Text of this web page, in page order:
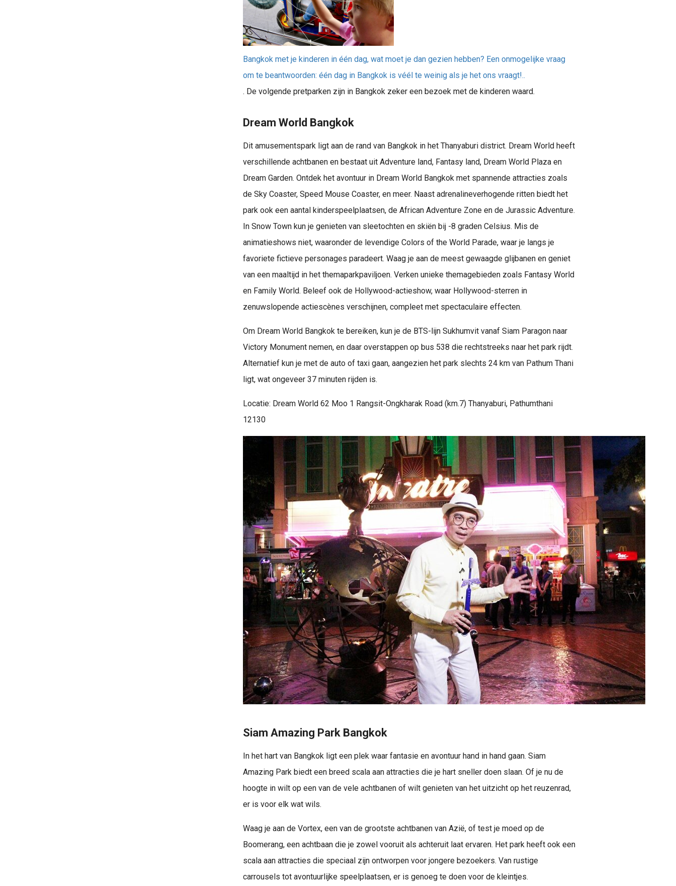
Bangkok met je kinderen in één dag, wat moet je dan gezien hebben? Een onmogelijke vraag
om te beantwoorden: één dag in Bangkok is véél te weinig als je het ons vraagt!..
. De volgende pretparken zijn in Bangkok zeker een bezoek met de kinderen waard.
Dream World Bangkok
Dit amusementspark ligt aan de rand van Bangkok in het Thanyaburi district. Dream World heeft
verschillende achtbanen en bestaat uit Adventure land, Fantasy land, Dream World Plaza en
Dream Garden. Ontdek het avontuur in Dream World Bangkok met spannende attracties zoals
de Sky Coaster, Speed Mouse Coaster, en meer. Naast adrenalineverhogende ritten biedt het
park ook een aantal kinderspeelplaatsen, de African Adventure Zone en de Jurassic Adventure.
In Snow Town kun je genieten van sleetochten en skiën bij -8 graden Celsius. Mis de
animatieshows niet, waaronder de levendige Colors of the World Parade, waar je langs je
favoriete fictieve personages paradeert. Waag je aan de meest gewaagde glijbanen en geniet
van een maaltijd in het themaparkpaviljoen. Verken unieke themagebieden zoals Fantasy World
en Family World. Beleef ook de Hollywood-actieshow, waar Hollywood-sterren in
zenuwslopende actiescènes verschijnen, compleet met spectaculaire effecten.
Om Dream World Bangkok te bereiken, kun je de BTS-lijn Sukhumvit vanaf Siam Paragon naar
Victory Monument nemen, en daar overstappen op bus 538 die rechtstreeks naar het park rijdt.
Alternatief kun je met de auto of taxi gaan, aangezien het park slechts 24 km van Pathum Thani
ligt, wat ongeveer 37 minuten rijden is.
Locatie: Dream World 62 Moo 1 Rangsit-Ongkharak Road (km.7) Thanyaburi, Pathumthani
12130
Siam Amazing Park Bangkok
In het hart van Bangkok ligt een plek waar fantasie en avontuur hand in hand gaan. Siam
Amazing Park biedt een breed scala aan attracties die je hart sneller doen slaan. Of je nu de
hoogte in wilt op een van de vele achtbanen of wilt genieten van het uitzicht op het reuzenrad,
er is voor elk wat wils.
Waag je aan de Vortex, een van de grootste achtbanen van Azië, of test je moed op de
Boomerang, een achtbaan die je zowel vooruit als achteruit laat ervaren. Het park heeft ook een
scala aan attracties die speciaal zijn ontworpen voor jongere bezoekers. Van rustige
carrousels tot avontuurlijke speelplaatsen, er is genoeg te doen voor de kleintjes.